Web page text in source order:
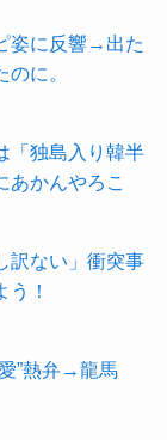
姿に反響→出た
に。
「独島入り韓半
かんやろこ
訳ない」衝突事
！
”熱弁→龍馬